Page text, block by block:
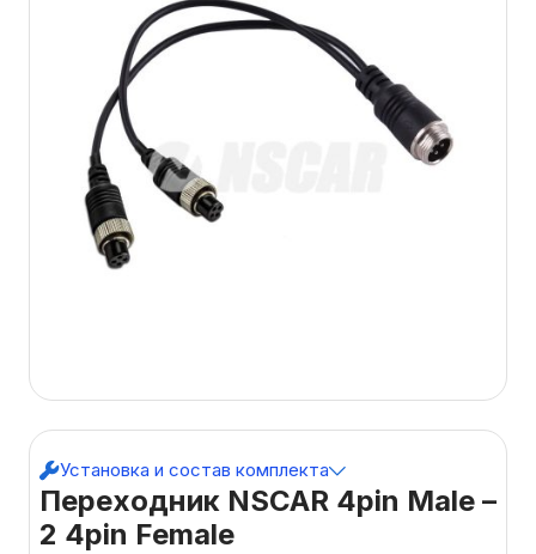
Переходник NSCAR 4pin Male –
2 4pin Female
Установка и состав комплекта